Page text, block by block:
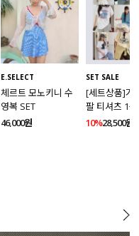
E.SELECT
체르트 모노키니 수
영복 SET
46,000원
SET SALE
[세트상품]가
팔 티셔츠
10%28,500원